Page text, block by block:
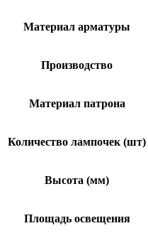
Материал арматуры
Производство
Материал патрона
Количество лампочек (шт)
Высота (мм)
Площадь освещения